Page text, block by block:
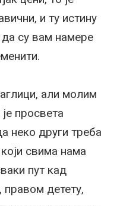
и ту истину
су вам намере
али молим
просвета
неко други треба
свима нама
пут кад
детету,